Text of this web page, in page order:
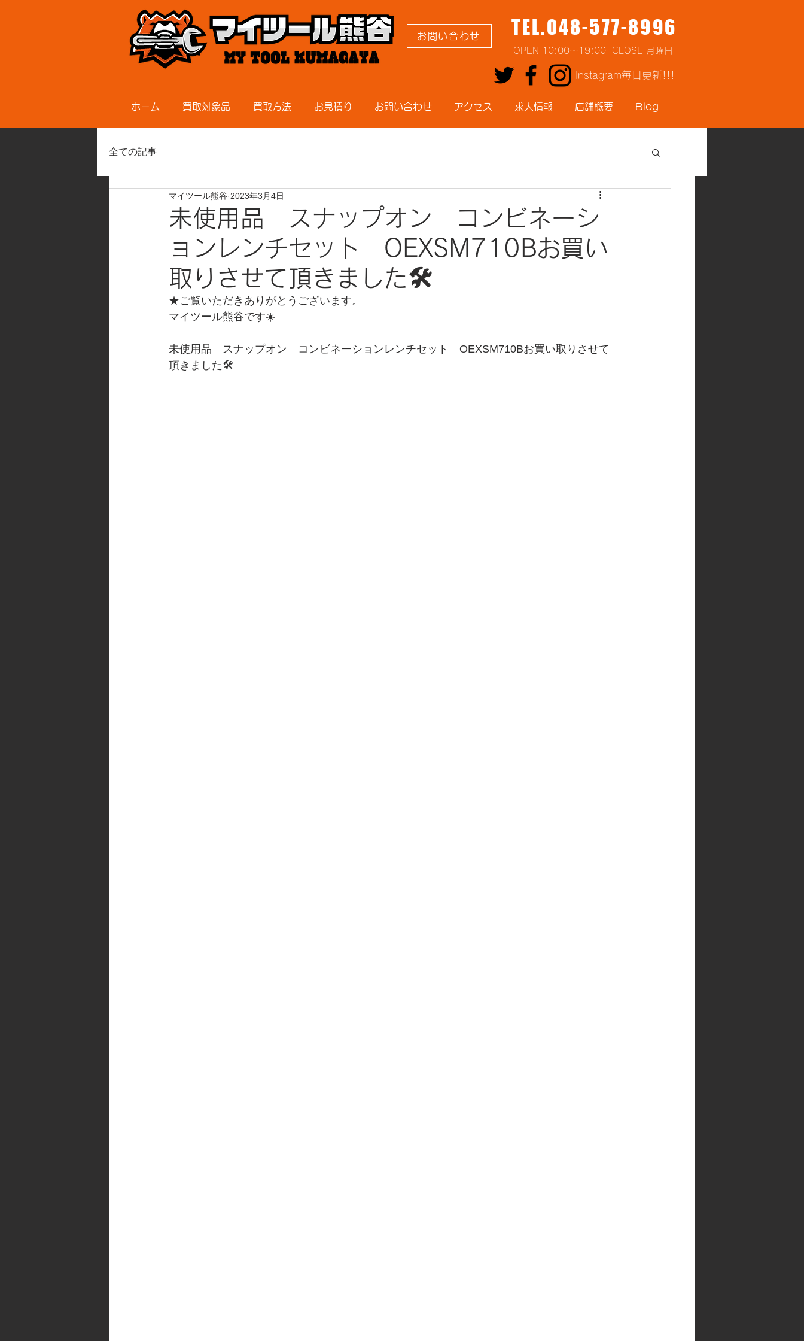
お問い合わせ TEL.048-577-8996
OPEN 10:00～19:00 CLOSE 月曜日
Instagram毎日更新!!!
ホーム 買取対象品 買取方法 お見積り お問い合わせ アクセス 求人情報 店舗概要 Blog
全ての記事
未使用品 スナップオン コンビネーシ
ョンレンチセット OEXSM710Bお買い
取りさせて頂きました🛠
マイツール熊谷 2023年3月4日
★ご覧いただきありがとうございます。
マイツール熊谷です☀️
未使用品　スナップオン　コンビネーションレンチセット　OEXSM710Bお買い取りさせて
頂きました🛠